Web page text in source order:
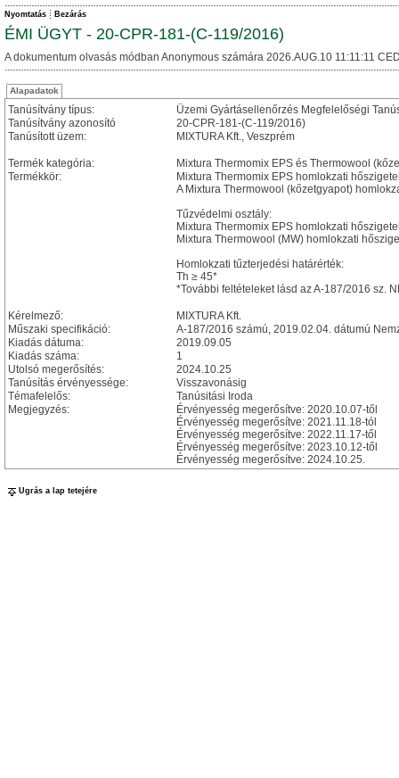
Nyomtatás Bezárás
ÉMI ÜGYT - 20-CPR-181-(C-119/2016)
A dokumentum olvasás módban Anonymous számára 2026.AUG.10 11:11:11
Alapadatok
Tanúsítvány típus:
Üzemi Gyártásellenőrzés Megfelelőségi
Tanúsítvány azonosító
20-CPR-181-(C-119/2016)
Tanúsított üzem:
MIXTURA Kft., Veszprém
Termék kategória:
Mixtura Thermomix EPS és Thermowool
Termékkör:
Mixtura Thermomix EPS homlokzati
A Mixtura Thermowool (kőzetgyapot)
Tűzvédelmi osztály:
Mixtura Thermomix EPS homlokzati
Mixtura Thermowool (MW) homlokzati
Homlokzati tűzterjedési határérték:
Th ≥ 45*
*További feltételeket lásd az A-187/2016 sz.
Kérelmező:
MIXTURA Kft.
Műszaki specifikáció:
A-187/2016 számú, 2019.02.04. dátumú
Kiadás dátuma:
2019.09.05
Kiadás száma:
1
Utolsó megerősítés:
2024.10.25
Tanúsítás érvényessége:
Visszavonásig
Témafelelős:
Tanúsitási Iroda
Megjegyzés:
Érvényesség megerősítve: 2020.10.07-től
Érvényesség megerősítve: 2021.11.18-tól
Érvényesség megerősítve: 2022.11.17-től
Érvényesség megerősítve: 2023.10.12-től
Érvényesség megerősítve: 2024.10.25.
Ugrás a lap tetejére